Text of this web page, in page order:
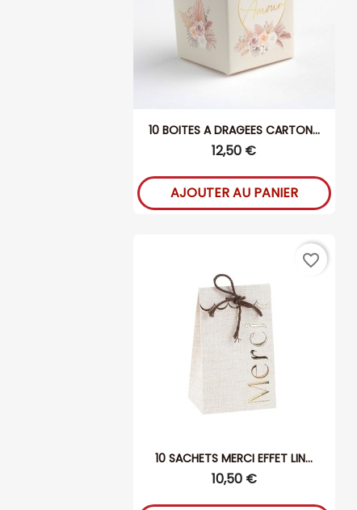
10 BOITES A DRAGEES CARTON...
12,50 €
AJOUTER AU PANIER
10 SACHETS MERCI EFFET LIN...
10,50 €
favorite_border